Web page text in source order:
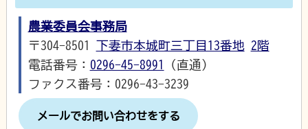
農業委員会事務局
〒304-8501 下妻市本城町三丁目13番地
2階
電話番号： 0296-45-8991
（直通）
ファクス番号：0296-43-3239
メールでお問い合わせをする